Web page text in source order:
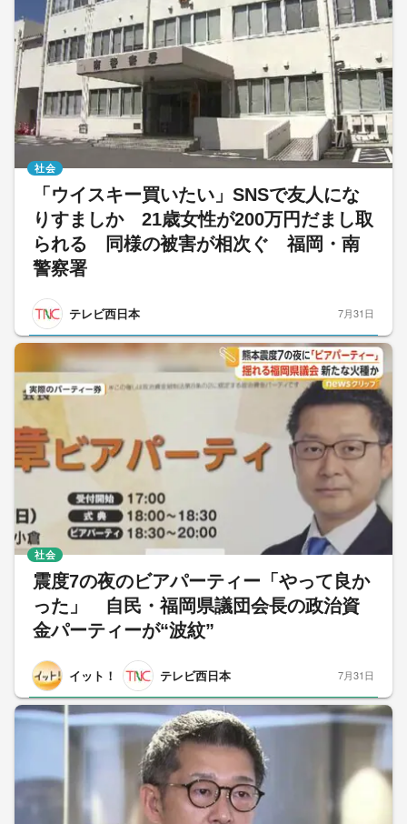
「ウイスキー買いたい」SNSで友人にな
りすましか 21歳女性が200万円だまし取
られる 同様の被害が相次ぐ 福岡・南
警察署
テレビ西日本
社会
7月31日
震度7の夜のビアパーティー「やって良か
った」 自民・福岡県議団会長の政治資
金パーティーが“波紋”
イット！ テレビ西日本
社会
7月31日